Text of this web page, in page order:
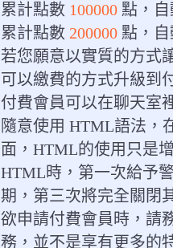
累計點數 100000 點，
累計點數 200000 點，
若您願意以實質的方式
可以繳費的方式升級到
付費會員可以在聊天室
隨意使用 HTML語法，
面，HTML的使用只是
HTML時，第一次給予
期，第三次將完全關閉
欲申請付費會員時，請
務，並不是享有更多的